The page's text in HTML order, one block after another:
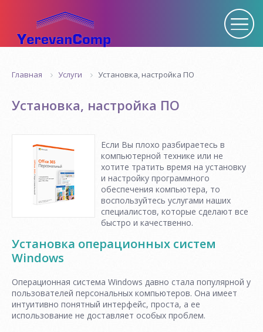
Главная Услуги Установка, настройка ПО
Установка, настройка ПО
Если Вы плохо разбираетесь в
компьютерной технике или не
хотите тратить время на установку
и настройку программного
обеспечения компьютера, то
воспользуйтесь услугами наших
специалистов, которые сделают все
быстро и качественно.
Установка операционных систем
Windows
Операционная система Windows давно стала популярной у
пользователей персональных компьютеров. Она имеет
интуитивно понятный интерфейс, проста, а ее
использование не доставляет особых проблем.